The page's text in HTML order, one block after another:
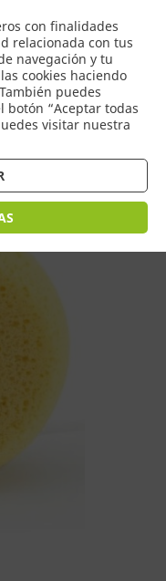
con finalidades
relacionada con tus
navegación y tu
cookies haciendo
puedes
botón “Aceptar todas
visitar nuestra
0